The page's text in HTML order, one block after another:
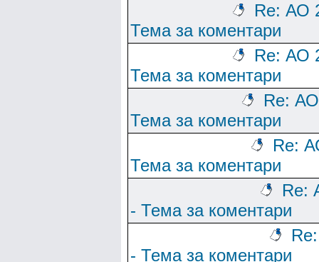
Re: АО
Тема за коментари
Re: АО
Тема за коментари
Re:
Тема за коментари
Re:
Тема за коментари
Re:
- Тема за коментари
- Тема за коментари